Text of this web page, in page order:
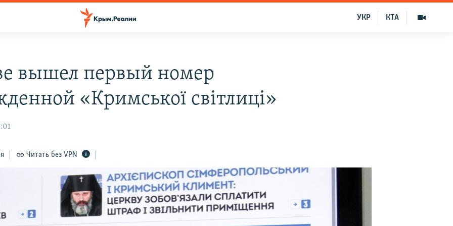
КТА
УКР
вышел первый номер
«Кримської світлиці»
Читать без VPN